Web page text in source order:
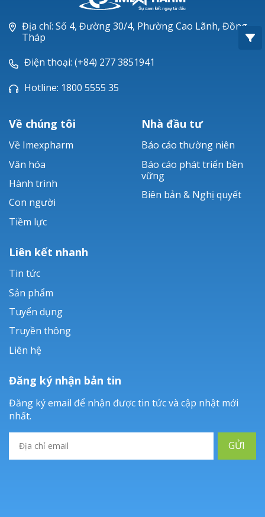
Piperacillin
Ticarlinat®
Zobacta®
Bacsulfo®
Địa chỉ: Số 4, Đường 30/4, Phường Cao Lãnh, Đồng
Tháp
Điện thoại: (+84) 277 3851941
Hotline: 1800 5555 35
Về chúng tôi
Về Imexpharm
Văn hóa
Hành trình
Con người
Tiềm lực
Nhà đầu tư
Báo cáo thường niên
Báo cáo phát triển bền
vững
Biên bản & Nghị quyết
Liên kết nhanh
Tin tức
Sản phẩm
Tuyển dụng
Truyền thông
Liên hệ
Đăng ký nhận bản tin
Đăng ký email để nhận được tin tức và cập nhật mới
nhất.
GỬI